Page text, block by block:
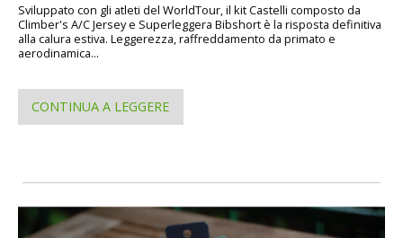
Sviluppato con gli atleti del WorldTour, il kit Castelli composto da
Climber's A/C Jersey e Superleggera Bibshort è la risposta definitiva
alla calura estiva. Leggerezza, raffreddamento da primato e
aerodinamica...
CONTINUA A LEGGERE